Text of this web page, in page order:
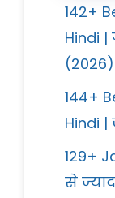
142+
Hindi |
(2026)
144+
Hindi
129+
से